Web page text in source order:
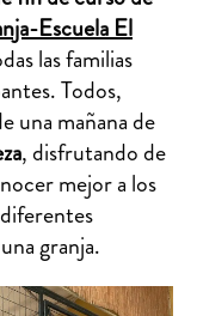
Escuela El
las familias
Todos,
una mañana de
, disfrutando de
mejor a los
granja.